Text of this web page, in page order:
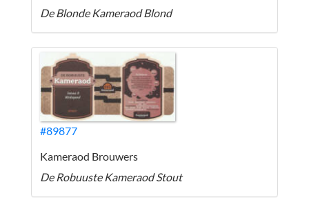
De Blonde Kameraod Blond
#89877
Kameraod Brouwers
De Robuuste Kameraod Stout